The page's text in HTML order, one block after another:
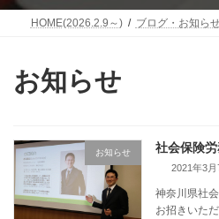
HOME(2026.2.9～) ブログ・お知ら
お知らせ
お知らせ 社会保険
2021年3月
神奈川県社
お招きいた